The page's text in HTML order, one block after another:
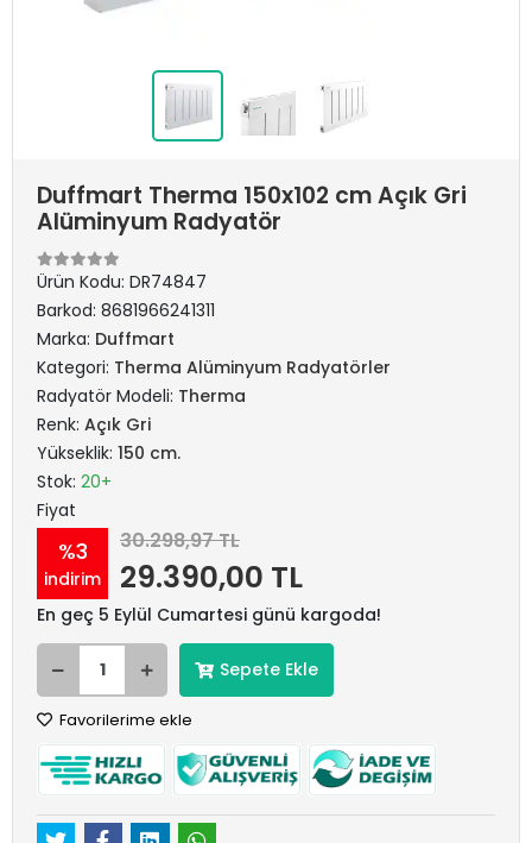
Duffmart Therma 150x102 cm Açık Gri
Alüminyum Radyatör
Ürün Kodu: DR74847
Barkod: 8681966241311
Marka: Duffmart
Kategori: Therma Alüminyum Radyatörler
Radyatör Modeli: Therma
Renk: Açık Gri
Yükseklik: 150 cm.
Stok: 20+
Fiyat
%3
indirim
30.298,97 TL
29.390,00 TL
En geç 5 Eylül Cumartesi günü kargoda!
Sepete Ekle
Favorilerime ekle